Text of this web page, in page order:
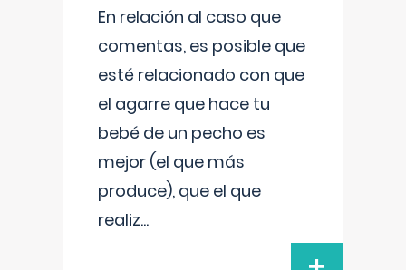
En relación al caso que
comentas, es posible que
esté relacionado con que
el agarre que hace tu
bebé de un pecho es
mejor (el que más
produce), que el que
realiz...